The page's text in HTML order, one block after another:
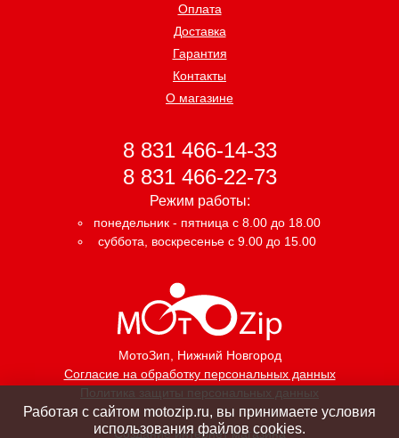
МотоЗип, Нижний Новгород
Согласие на обработку персональных данных
Политика защиты персональных данных
Оплата
Доставка
Гарантия
Контакты
О магазине
8 831 466-14-33
8 831 466-22-73
Режим работы:
понедельник - пятница с 8.00 до 18.00
суббота, воскресенье с 9.00 до 15.00
Создание интернет магазина
Работая с сайтом motozip.ru, вы принимаете условия
использования файлов cookies.